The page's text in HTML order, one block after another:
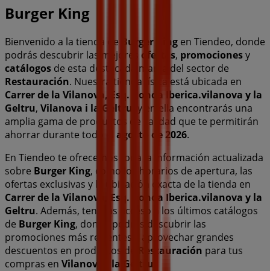
Burger King
Bienvenido a la tienda de Burger King en Tiendeo, donde
podrás descubrir las mejores ofertas, promocionesy
catálogos de esta destacada marca del sector de
Restauración. Nuestra tienda física está ubicada en
Carrer de la Vilanova, Esq. Ronda Iberica.vilanova y la
Geltru, Vilanova i la Geltru , y en ella encontrarás una
amplia gama de productos de calidad que te permitirán
ahorrar durante todo el agosto de 2026.
En Tiendeo te ofrecemos toda la información actualizada
sobre Burger King, como los horarios de apertura, las
ofertas exclusivas y la ubicación exacta de la tienda en
Carrer de la Vilanova, Esq. Ronda Iberica.vilanova y la
Geltru. Además, tendrás acceso a los últimos catálogos
de Burger King, donde podrás descubrir las
promociones más recientes y aprovechar grandes
descuentos en productos de
Restauración para tus
compras en Vilanova i la Geltru